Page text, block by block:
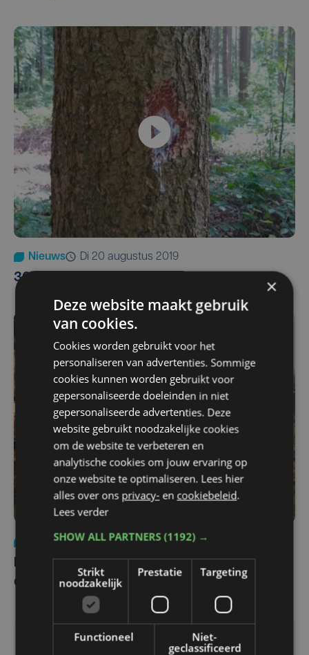
Nieuws di 20 augustus 2019
3000 bomen mogen toch gekapt worden
Nieuws ma 8 april 2019
Bomen geveld aan verkeerscomplex
Oostkamp
×
Deze website maakt gebruik
van cookies.
Cookies worden gebruikt voor het
personaliseren van advertenties. Sommige
cookies kunnen worden gebruikt voor
gepersonaliseerde doeleinden in niet
gepersonaliseerde advertenties. Deze
website gebruikt noodzakelijke cookies
om de website te verbeteren en
analytische cookies om jouw ervaring op
onze website te optimaliseren. Lees hier
alles over ons privacy- en cookiebeleid.
Lees verder
SHOW ALL PARTNERS(1192) →
Strikt
noodzakelijk
Prestatie Targeting
Functioneel
Niet-
geclassificeerd